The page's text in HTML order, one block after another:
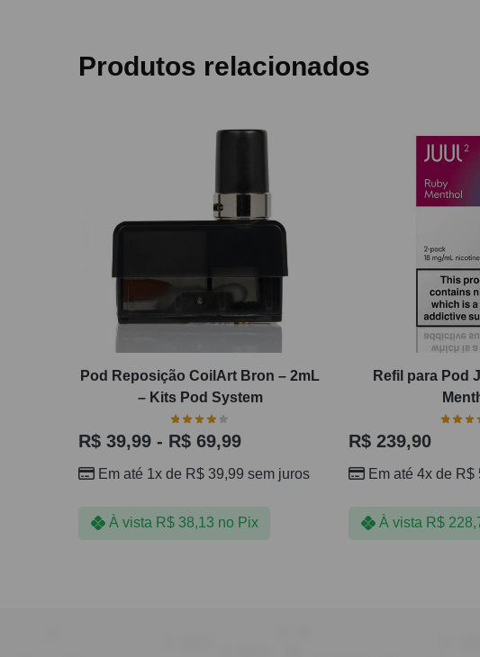
Produtos relacionados
Pod Reposição CoilArt Bron – 2mL
– Kits Pod System
R$ 39,99 - R$ 69,99
Em até 1x de R$ 39,99 sem juros
À vista R$38,13 no Pix
Refil para Pod
R$ 239,90
Em até 4x de R$
À vista R$